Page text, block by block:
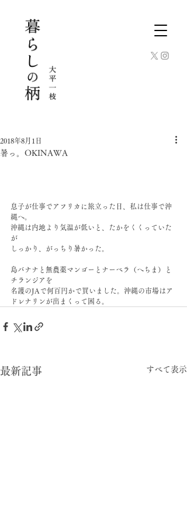
暑っ。OKINAWA
2018年8月1日
息子が仕事でアフリカに旅立った日、私は仕事で沖
縄へ。
沖縄は内地より気温が低いと、たかをくくっていた
が
しっかり、がっちり暑かった。
島バナナと無農薬マンゴーとナーベラ（へちま）と
チランジアを
名護のJAで何百円かで買いました。沖縄の市場はア
ドレナリンが出まくって困る。
最新記事 すべて表示